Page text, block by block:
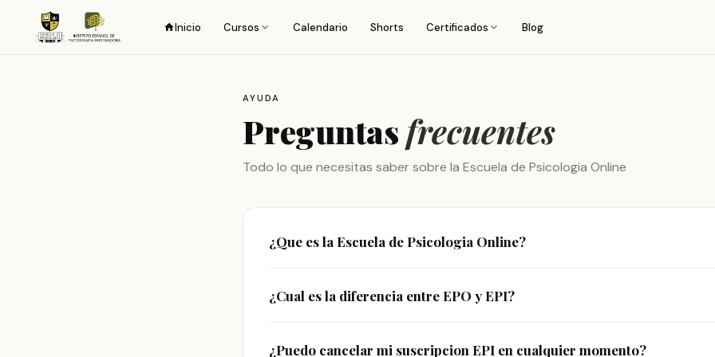
Inicio Cursos Calendario Shorts Certificados Blog
AYUDA
Preguntasfrecuentes
Todo lo que necesitas saber sobre la Escuela de Psicologia Online
¿Que es la Escuela de Psicologia Online?
de 16 anos formando a profesionales de la salud mental. Ofrecemos cursos en
¿Cual es la diferencia entre EPO y EPI?
completo a todo el contenido, incluyendo masterclasses, sesiones clinicas
¿Puedo cancelar mi suscripcion EPI en cualquier momento?